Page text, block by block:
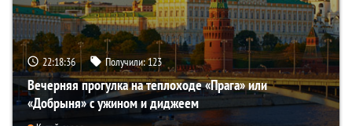
22:18:35 Получили:123
Вечерняя прогулка на теплоходе «Прага» или
«Добрыня» с ужином и диджеем